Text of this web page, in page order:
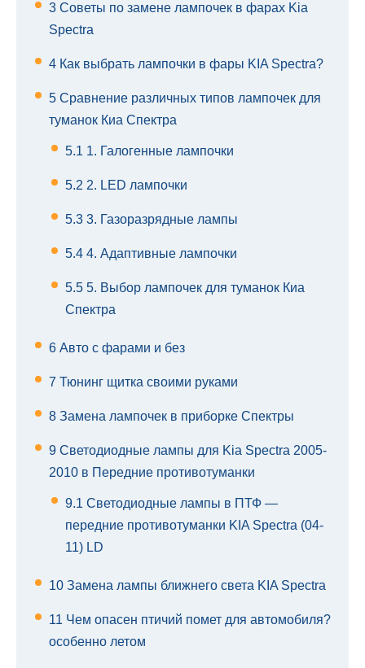
3 Советы по замене лампочек в фарах Kia
Spectra
4 Как выбрать лампочки в фары KIA Spectra?
5 Сравнение различных типов лампочек для
туманок Киа Спектра
5.1 1. Галогенные лампочки
5.2 2. LED лампочки
5.3 3. Газоразрядные лампы
5.4 4. Адаптивные лампочки
5.5 5. Выбор лампочек для туманок Киа
Спектра
6 Авто с фарами и без
7 Тюнинг щитка своими руками
8 Замена лампочек в приборке Спектры
9 Светодиодные лампы для Kia Spectra 2005-
2010 в Передние противотуманки
9.1 Светодиодные лампы в ПТФ —
передние противотуманки KIA Spectra (04-
11) LD
10 Замена лампы ближнего света KIA Spectra
11 Чем опасен птичий помет для автомобиля?
особенно летом